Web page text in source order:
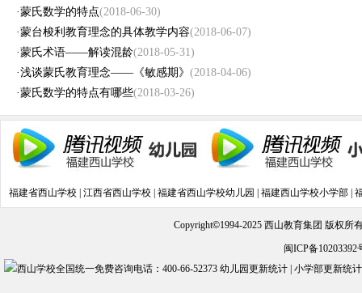
·蒙氏数学的特点(2018-06-30)
·蒙台梭利教育理念的具体教学内容(2018-06-07)
·蒙氏术语——解读混龄(2018-05-31)
·浅谈蒙氏教育理念——《敏感期》 (2018-04-06)
·蒙氏数学的特点有哪些(2018-03-26)
福建省西山学校 江西省西山学校 福建省西山学校幼儿园 福建西山学校小学部
Copyright©1994-2025 西山教育集团 版权所
闽ICP备10203392
幼儿园更新统计| 小学部更新统计